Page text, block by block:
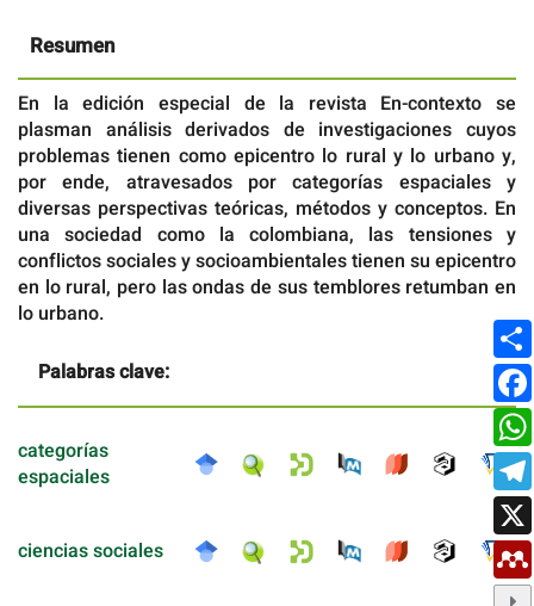
Resumen
En la edición especial de la revista En-contexto se
plasman análisis derivados de investigaciones cuyos
problemas tienen como epicentro lo rural y lo urbano y,
por ende, atravesados por categorías espaciales y
diversas perspectivas teóricas, métodos y conceptos. En
una sociedad como la colombiana, las tensiones y
conflictos sociales y socioambientales tienen su epicentro
en lo rural, pero las ondas de sus temblores retumban en
lo urbano.
Palabras clave:
categorías
espaciales
ciencias sociales